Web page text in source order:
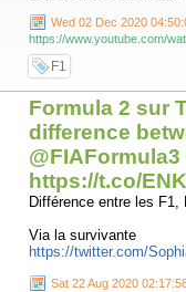
Wed 02 Dec 2020
https://www.youtube.com/
F1
Formula 2 sur
difference
@FIAFormula3
https://t.co/
Différence entre les F1,
Via la survivante
https://twitter.com/
Sat 22 Aug 2020